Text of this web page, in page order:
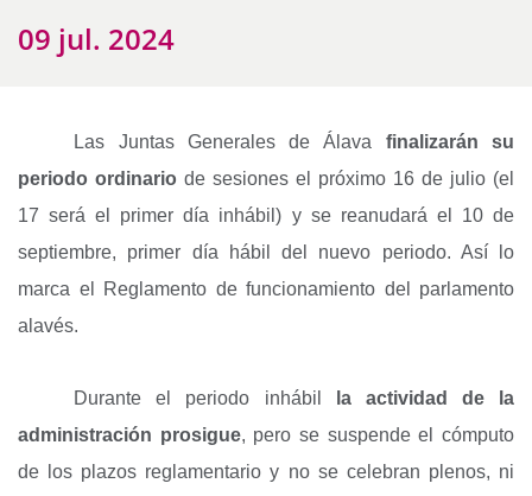
09 jul. 2024
Las Juntas Generales de Álava finalizarán su
periodo ordinario de sesiones el próximo 16 de julio (el
17 será el primer día inhábil) y se reanudará el 10 de
septiembre, primer día hábil del nuevo periodo. Así lo
marca el Reglamento de funcionamiento del parlamento
alavés.
Durante el periodo inhábil
la actividad de la
administración prosigue, pero se suspende el cómputo
de los plazos reglamentario y no se celebran plenos, ni